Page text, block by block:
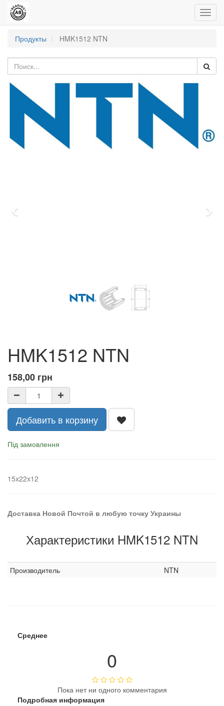
Продукты
HMK1512 NTN
HMK1512 NTN
158,00 грн
Добавить в корзину
Під замовлення
15x22x12
Доставка Новой Почтой в любую точку Украины
Характеристики HMK1512 NTN
Производитель NTN
Среднее
0
Пока нет ни одного комментария
Подробная информация